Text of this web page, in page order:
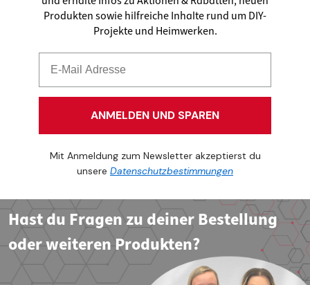
Produkten sowie hilfreiche Inhalte rund um DIY-
Projekte und Heimwerken.
ANMELDEN UND SPAREN
Mit Anmeldung zum Newsletter akzeptierst du
unsere Datenschutzbestimmungen
Hast du Fragen zu deiner Bestellung
oder weiteren Produkten?